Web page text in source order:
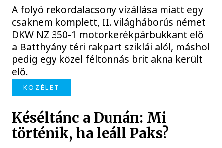
A folyó rekordalacsony vízállása miatt egy
csaknem komplett, II. világháborús német
DKW NZ 350-1 motorkerékpárbukkant elő
a Batthyány téri rakpart sziklái alól, máshol
pedig egy közel féltonnás brit akna került
elő.
KÖZÉLET
Késéltánc a Dunán: Mi
történik, ha leáll Paks?